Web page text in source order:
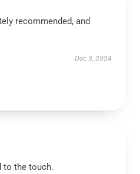
recommended, and
Dec 3, 2024
to the touch.